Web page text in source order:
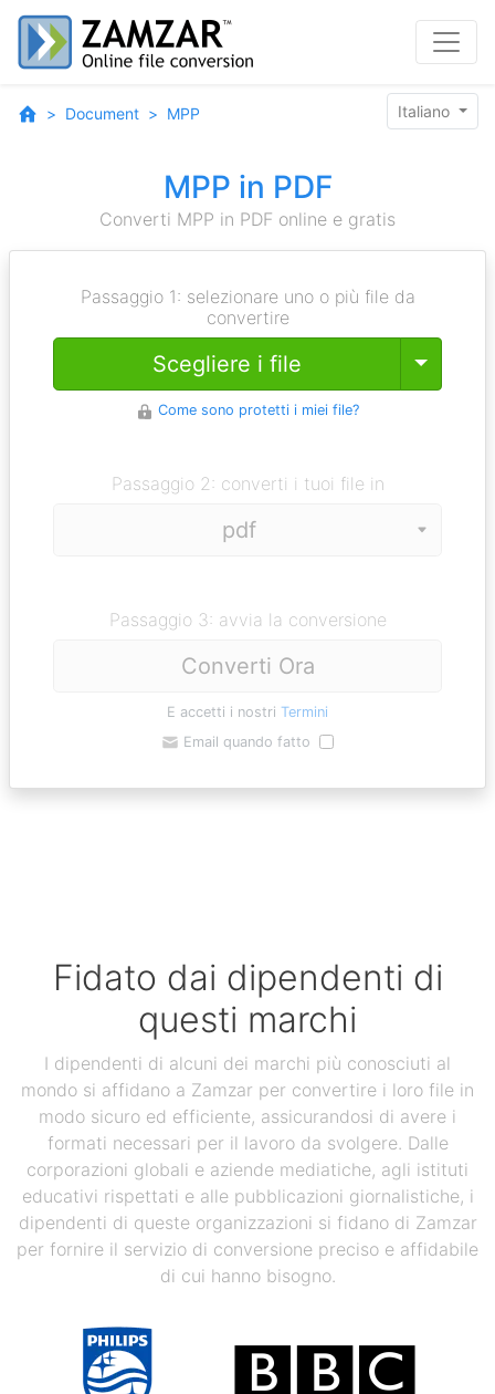
Document MPP Italiano
MPP in PDF
Converti MPP in PDF online e gratis
Passaggio 1: selezionare uno o più file da
convertire
Scegliere i file Toggle
Come sono protetti i miei file?
Passaggio 2: converti i tuoi file in
Passaggio 3: avvia la conversione
Converti Ora
E accetti i nostri Termini
Email quando fatto
Fidato dai dipendenti di
questi marchi
I dipendenti di alcuni dei marchi più conosciuti al
mondo si affidano a Zamzar per convertire i loro file in
modo sicuro ed efficiente, assicurandosi di avere i
formati necessari per il lavoro da svolgere. Dalle
corporazioni globali e aziende mediatiche, agli istituti
educativi rispettati e alle pubblicazioni giornalistiche, i
dipendenti di queste organizzazioni si fidano di Zamzar
per fornire il servizio di conversione preciso e affidabile
di cui hanno bisogno.